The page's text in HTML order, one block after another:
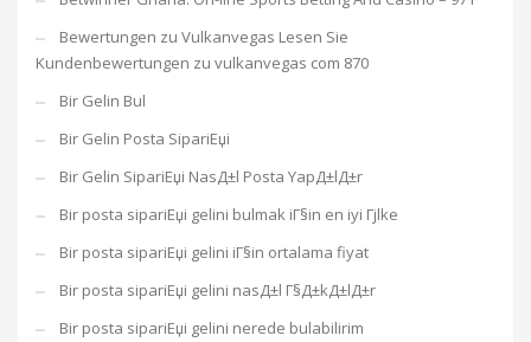
Bewertungen zu Vulkanvegas Lesen Sie
Kundenbewertungen zu vulkanvegas com 870
Bir Gelin Bul
Bir Gelin Posta SipariЕџi
Bir Gelin SipariЕџi NasД±l Posta YapД±lД±r
Bir posta sipariЕџi gelini bulmak iГ§in en iyi Гјlke
Bir posta sipariЕџi gelini iГ§in ortalama fiyat
Bir posta sipariЕџi gelini nasД±l Г§Д±kД±lД±r
Bir posta sipariЕџi gelini nerede bulabilirim